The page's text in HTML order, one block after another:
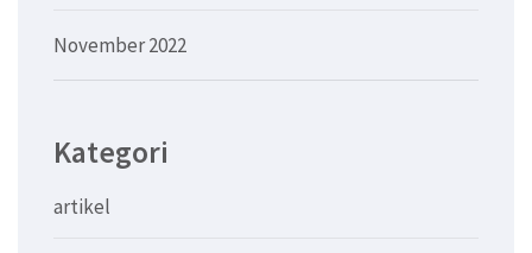
November 2022
Kategori
artikel